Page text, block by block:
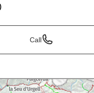
Call